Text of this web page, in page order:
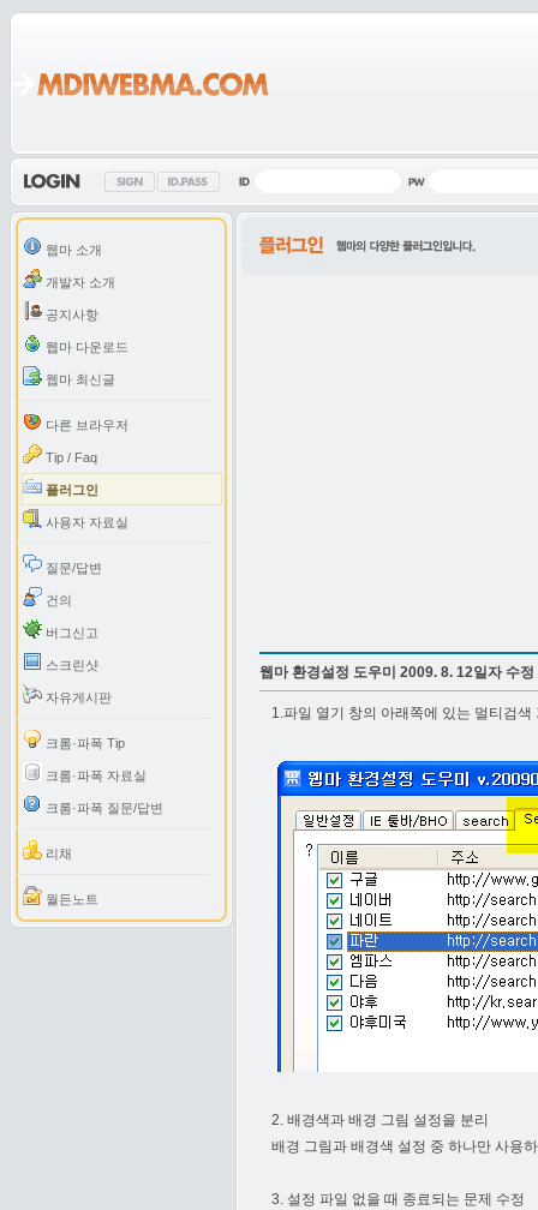
웹마 소개
개발자 소개
공지사항
웹마 다운로드
웹마 최신글
다른 브라우저
Tip / Faq
플러그인
사용자 자료실
질문/답변
건의
버그신고
스크린샷
자유게시판
크롬·파폭 Tip
크롬·파폭 자료실
크롬·파폭 질문/답변
리채
월든노트
웹마 환경설정 도우미 2009. 8. 12일자 수정
1.파일 열기 창의 아래쪽에 있는 멀티검
2. 배경색과 배경 그림 설정을 분리
배경 그림과 배경색 설정 중 하나만 사용
3. 설정 파일 없을 때 종료되는 문제 수정